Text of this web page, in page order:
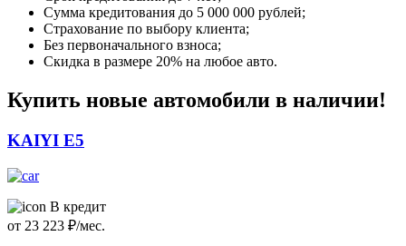
Сумма кредитования до 5 000 000 рублей;
Страхование по выбору клиента;
Без первоначального взноса;
Скидка в размере 20% на любое авто.
Купить новые автомобили в наличии!
KAIYI E5
В кредит
от 23 223 ₽/мес.